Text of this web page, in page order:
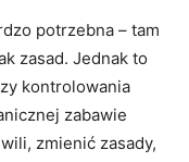
potrzebna – tam
zasad. Jednak to
kontrolowania
zabawie
zmienić zasady,